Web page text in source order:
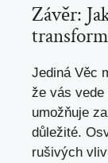
Závěr:
Jediná Věc
že vás
umožňuje
důležité.
rušivých